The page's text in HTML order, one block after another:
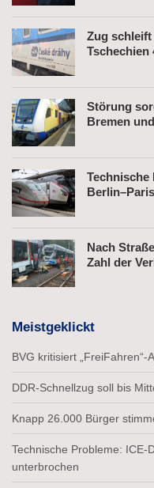
Zug
Tschechien
Störung
Bremen
Technische
Nach
Zahl der
Meistgeklickt
BVG kritisiert „FreiFahren“-
DDR-Schnellzug soll bis
Knapp 26.000 Bürger
Technische Probleme: ICE-
unterbrochen